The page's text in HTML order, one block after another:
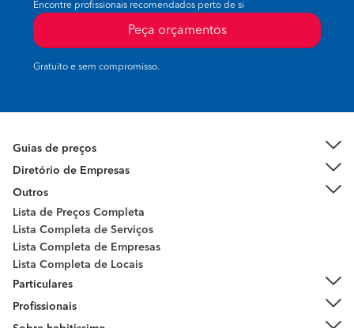
Encontre profissionais recomendados perto de si
Peça orçamentos
Gratuito e sem compromisso.
Guias de preços
Diretório de Empresas
Outros
Lista de Preços Completa
Lista Completa de Serviços
Lista Completa de Empresas
Lista Completa de Locais
Particulares
Profissionais